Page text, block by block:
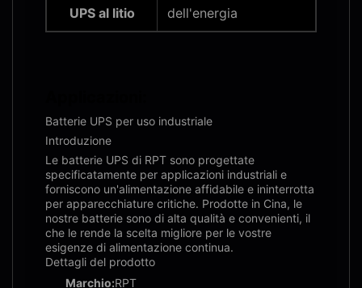
UPS al litio
dell'energia
Batterie UPS per uso industriale
Introduzione
Le batterie UPS di RPT sono progettate
specificatamente per applicazioni industriali e
forniscono un'alimentazione affidabile e ininterrotta
per apparecchiature critiche. Prodotte in Cina, le
nostre batterie sono di alta qualità e convenienti, il
che le rende la scelta migliore per le vostre
esigenze di alimentazione continua.
Dettagli del prodotto
Marchio:RPT